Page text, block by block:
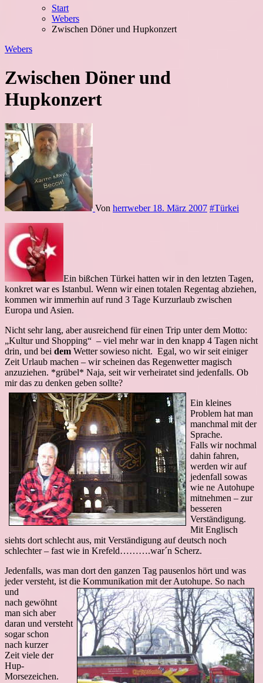
Start
Webers
Zwischen Döner und Hupkonzert
Webers
Zwischen Döner und
Hupkonzert
Von herrweber 18. März 2007 #Türkei
Ein bißchen Türkei hatten wir in den letzten Tagen,
konkret war es Istanbul. Wenn wir einen totalen Regentag abziehen,
kommen wir immerhin auf rund 3 Tage Kurzurlaub zwischen
Europa und Asien.
Nicht sehr lang, aber ausreichend für einen Trip unter dem Motto:
„Kultur und Shopping“ – viel mehr war in den knapp 4 Tagen nicht
drin, und bei dem Wetter sowieso nicht. Egal, wo wir seit einiger
Zeit Urlaub machen – wir scheinen das Regenwetter magisch
anzuziehen. *grübel* Naja, seit wir verheiratet sind jedenfalls. Ob
mir das zu denken geben sollte?
Ein kleines
Problem hat man
manchmal mit der
Sprache.
Falls wir nochmal
dahin fahren,
werden wir auf
jedenfall sowas
wie ne Autohupe
mitnehmen – zur
besseren
Verständigung.
Mit Englisch
siehts dort schlecht aus, mit Verständigung auf deutsch noch
schlechter – fast wie in Krefeld……….war´n Scherz.
Jedenfalls, was man dort den ganzen Tag pausenlos hört und was
jeder versteht, ist die Kommunikation mit der Autohupe. So nach
und
nach gewöhnt
man sich aber
daran und versteht
sogar schon
nach kurzer
Zeit viele der
Hup-
Morsezeichen.